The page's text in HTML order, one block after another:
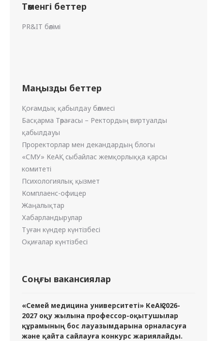
Төменгі беттер
PR&IT бөлімі
Маңызды беттер
Қоғамдық қабылдау бөлмесі
Басқарма Төрағасы – Ректордың виртуалды
қабылдауы
Проректорлар мен декандардың блогы
«СМУ» КеАҚ сыбайлас жемқорлыққа қарсы
комитеті
Психологиялық қызмет
Комплаенс-офицер
Жаңалықтар
Хабарландырулар
Туған күндер күнтізбесі
Оқиғалар күнтізбесі
Соңғы вакансиялар
«Семей медицина университеті» КеАҚ 2026-
2027 оқу жылына профессор-оқытушылар
құрамының бос лауазымдарына орналасуға
және қайта сайлауға конкурс жариялайды.